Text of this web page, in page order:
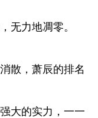
无力地凋零。
散，萧辰的排名
大的实力，一一